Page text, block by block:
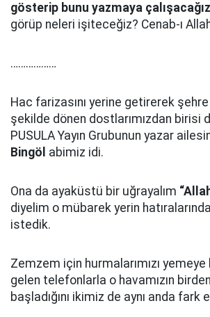
gösterip bunu yazmaya
görüp neleri işiteceğiz? Cenab-ı
………………
Hac farizasını yerine getirerek
şekilde dönen dostlarımızdan birisi
PUSULA Yayın Grubunun yazar
Bingöl abimiz idi.
Ona da ayaküstü bir uğrayalım
diyelim o mübarek yerin
istedik.
Zemzem için hurmalarımızı yemeye
gelen telefonlarla o havamızın
başladığını ikimiz de aynı anda fark